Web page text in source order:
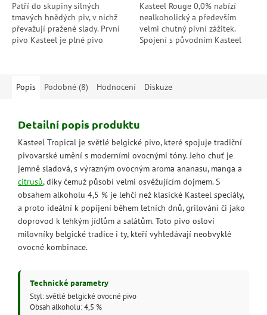
Patří do skupiny silných
tmavých hnědých piv, v nichž
převažují pražené slady. První
pivo Kasteel je plné pivo
Kasteel Rouge 0,0% nabízí
nealkoholický a především
velmi chutný pivní zážitek.
Spojení s původním Kasteel
Popis
Podobné (8) Hodnocení Diskuze
Detailní popis produktu
Kasteel Tropical je světlé belgické pivo, které spojuje tradiční
pivovarské umění s moderními ovocnými tóny. Jeho chuť je
jemně sladová, s výrazným ovocným aroma ananasu, manga a
citrusů, díky čemuž působí velmi osvěžujícím dojmem. S
obsahem alkoholu 4,5 % je lehčí než klasické Kasteel speciály,
a proto ideální k popíjení během letních dnů, grilování či jako
doprovod k lehkým jídlům a salátům. Toto pivo osloví
milovníky belgické tradice i ty, kteří vyhledávají neobvyklé
ovocné kombinace.
Technické parametry
Styl: světlé belgické ovocné pivo
Obsah alkoholu: 4,5 %